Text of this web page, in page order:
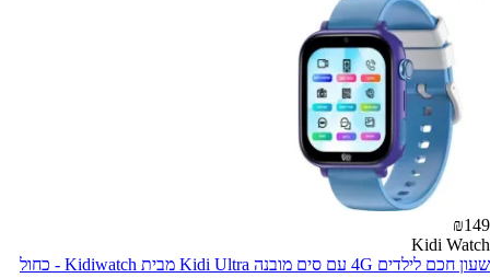
₪149
Kidi Watch
שעון חכם לילדים 4G עם סים מובנה Kidi Ultra מבית Kidiwatch - כחול